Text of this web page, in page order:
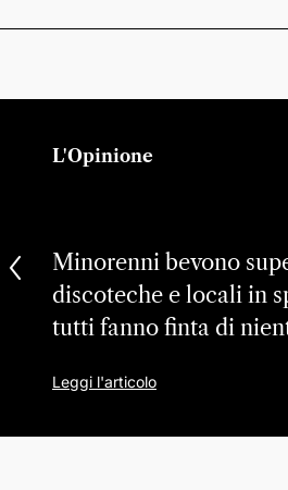
L'Opinione
Minorenni bevono
discoteche e locali in
tutti fanno finta di
Leggi l'articolo